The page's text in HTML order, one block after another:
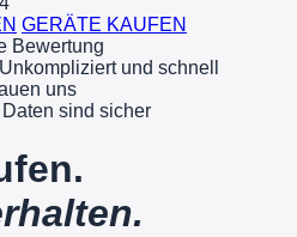
GERÄTE KAUFEN
Bewertung
Unkompliziert und schnell
uns
sind sicher